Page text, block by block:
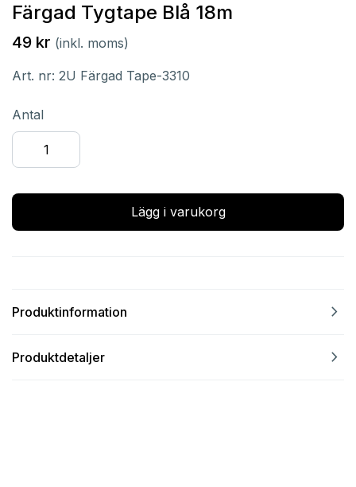
Färgad Tygtape Blå 18m
49 kr (inkl. moms)
Art. nr: 2U Färgad Tape-3310
Antal
Lägg i varukorg
Produktinformation navigate_next
Produktdetaljer navigate_next